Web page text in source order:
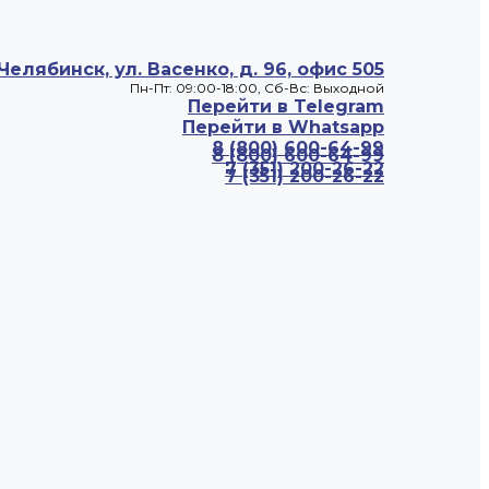
8 (800) 600-64-99
7 (351) 200-26-22
ул. Васенко, д. 96, офис 505
Пн-Пт: 09:00-18:00, Cб-Вс: Выходной
Перейти в Telegram
Перейти в Whatsapp
8 (800) 600-64-99
7 (351) 200-26-22